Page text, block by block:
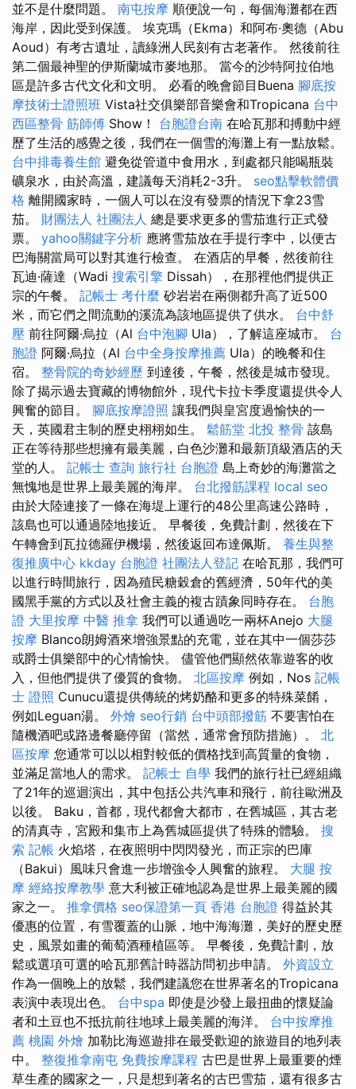
並不是什麼問題。 南屯按摩 順便說一句，每個海灘都在西
海岸，因此受到保護。 埃克瑪（Ekma）和阿布·奧德（Abu
Aoud）有考古遺址，讀綠洲人民刻有古老著作。 然後前往
第二個最神聖的伊斯蘭城市麥地那。 當今的沙特阿拉伯地
區是許多古代文化和文明。 必看的晚會節目Buena 腳底按
摩技術士證照班 Vista社交俱樂部音樂會和Tropicana 台中
西區整骨 筋師傅 Show！ 台胞證台南 在哈瓦那和搏動中經
歷了生活的感覺之後，我們在一個雪的海灘上有一點放鬆。
台中排毒養生館 避免從管道中食用水，到處都只能喝瓶裝
礦泉水，由於高溫，建議每天消耗2-3升。 seo點擊軟體價
格 離開國家時，一個人可以在沒有發票的情況下拿23雪
茄。 財團法人 社團法人 總是要求更多的雪茄進行正式發
票。 yahoo關鍵字分析 應將雪茄放在手提行李中，以便古
巴海關當局可以對其進行檢查。 在酒店的早餐，然後前往
瓦迪·薩達（Wadi 搜索引擎 Dissah），在那裡他們提供正
宗的午餐。 記帳士 考什麼 砂岩岩在兩側都升高了近500
米，而它們之間流動的溪流為該地區提供了供水。 台中舒
壓 前往阿爾·烏拉（Al 台中泡腳 Ula），了解這座城市。 台
胞證 阿爾·烏拉（Al 台中全身按摩推薦 Ula）的晚餐和住
宿。 整骨院的奇妙經歷 到達後，午餐，然後是城市發現。
除了揭示過去寶藏的博物館外，現代卡拉卡季度還提供令人
興奮的節目。 腳底按摩證照 讓我們與皇宮度過愉快的一
天，英國君主制的歷史栩栩如生。 鬆筋堂 北投 整骨 該島
正在等待那些想擁有最美麗，白色沙灘和最新頂級酒店的天
堂的人。 記帳士 查詢 旅行社 台胞證 島上奇妙的海灘當之
無愧地是世界上最美麗的海岸。 台北撥筋課程 local seo
由於大陸連接了一條在海堤上運行的48公里高速公路時，
該島也可以通過陸地接近。 早餐後，免費計劃，然後在下
午轉會到瓦拉德羅伊機場，然後返回布達佩斯。 養生與整
復推廣中心 kkday 台胞證 社團法人登記 在哈瓦那，我們可
以進行時間旅行，因為殖民糖穀倉的舊經濟，50年代的美
國黑手黨的方式以及社會主義的複古蹟象同時存在。 台胞
證 大里按摩 中醫 推拿 我們可以通過吃一兩杯Anejo 大腿
按摩 Blanco朗姆酒來增強景點的充電，並在其中一個莎莎
或爵士俱樂部中的心情愉快。 儘管他們顯然依靠遊客的收
入，但他們提供了優質的食物。 北區按摩 例如，Nos 記帳
士 證照 Cunucu還提供傳統的烤奶酪和更多的特殊菜餚，
例如Leguan湯。 外燴 seo行銷 台中頭部撥筋 不要害怕在
隨機酒吧或路邊餐廳停留（當然，通常會預防措施）。 北
區按摩 您通常可以以相對較低的價格找到高質量的食物，
並滿足當地人的需求。 記帳士 自學 我們的旅行社已經組織
了21年的巡迴演出，其中包括公共汽車和飛行，前往歐洲及
以後。 Baku，首都，現代都會大都市，在舊城區，其古老
的清真寺，宮殿和集市上為舊城區提供了特殊的體驗。 搜
索 記帳 火焰塔，在夜照明中閃閃發光，而正宗的巴庫
（Bakui）風味只會進一步增強令人興奮的旅程。 大腿 按
摩 經絡按摩教學 意大利被正確地認為是世界上最美麗的國
家之一。 推拿價格 seo保證第一頁 香港 台胞證 得益於其
優惠的位置，有雪覆蓋的山脈，地中海海灘，美好的歷史歷
史，風景如畫的葡萄酒種植區等。 早餐後，免費計劃，放
鬆或選項可選的哈瓦那舊計時器訪問初步申請。 外資設立
作為一個晚上的放鬆，我們建議您在世界著名的Tropicana
表演中表現出色。 台中spa 即使是沙發上最扭曲的懷疑論
者和土豆也不抵抗前往地球上最美麗的海洋。 台中按摩推
薦 桃園 外燴 加勒比海巡遊排在最受歡迎的旅遊目的地列表
中。 整復推拿南屯 免費按摩課程 古巴是世界上最重要的煙
草生產的國家之一，只是想到著名的古巴雪茄，還有很多古